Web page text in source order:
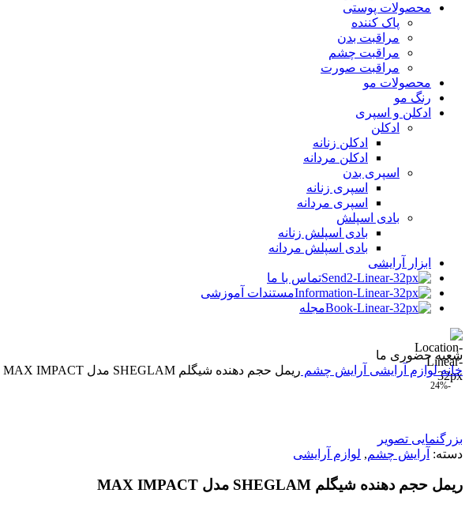
محصولات پوستی
پاک کننده
مراقبت بدن
مراقبت چشم
مراقبت صورت
محصولات مو
رنگ مو
ادکلن و اسپری
ادکلن
ادکلن زنانه
ادکلن مردانه
اسپری بدن
اسپری زنانه
اسپری مردانه
بادی اسپلش
بادی اسپلش زنانه
بادی اسپلش مردانه
ابزار آرایشی
تماس با ما
مستندات آموزشی
مجله
شعبه حضوری ما
خانهلوازم آرایشی آرایش چشم ریمل حجم دهنده شیگلم SHEGLAM مدل MAX IMPACT
-24%
بزرگنمایی تصویر
دسته: آرایش چشم, لوازم آرایشی
ریمل حجم دهنده شیگلم SHEGLAM مدل MAX IMPACT